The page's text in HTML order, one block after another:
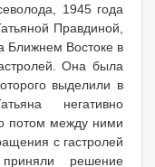
1945 года
Правдиной,
Ближнем Востоке в
Она была
выделили в
негативно
потом между ними
с гастролей
решение